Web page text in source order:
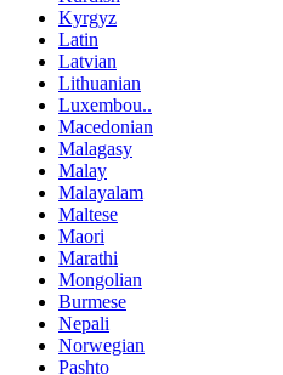
Kyrgyz
Latin
Latvian
Lithuanian
Luxembou..
Macedonian
Malagasy
Malay
Malayalam
Maltese
Maori
Marathi
Mongolian
Burmese
Nepali
Norwegian
Pashto